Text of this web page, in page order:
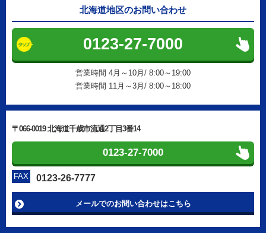
北海道地区のお問い合わせ
0123-27-7000
営業時間 4月～10月/ 8:00～19:00
営業時間 11月～3月/ 8:00～18:00
〒066-0019 北海道千歳市流通2丁目3番14
0123-27-7000
FAX 0123-26-7777
メールでのお問い合わせはこちら